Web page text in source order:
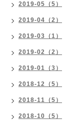
2019-05（5）
2019-04（2）
2019-03（1）
2019-02（2）
2019-01（3）
2018-12（5）
2018-11（5）
2018-10（5）